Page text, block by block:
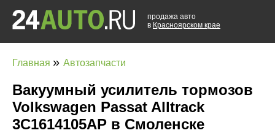
продажа авто
в Красноярском крае
Главная » Автозапчасти
Вакуумный усилитель тормозов
Volkswagen Passat Alltrack
3C1614105AP в Смоленске